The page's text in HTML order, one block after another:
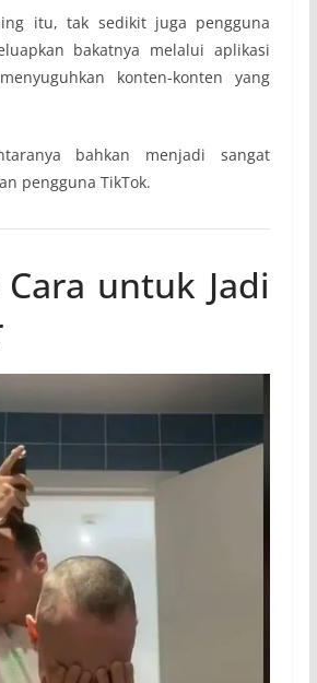
itu, tak sedikit juga pengguna
bakatnya melalui aplikasi
konten-konten yang
bahkan menjadi sangat
pengguna TikTok.
untuk Jadi